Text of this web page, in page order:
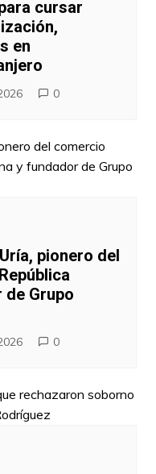
cursar
en
0
pionero del
de Grupo
0